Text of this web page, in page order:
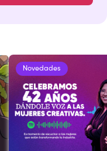
Novedades